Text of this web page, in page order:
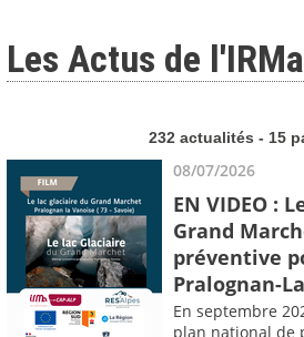
Les Actus de l'IRMa
232 actualités - 15
08/07/2026
EN VIDEO :
Grand
préventive
Pralognan-
En septembre
plan national de